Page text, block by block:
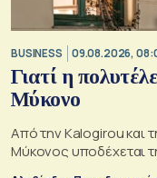
BUSINESS 09.08.2026,
Γιατί η
Μύκονο
Από την Kalogirou και
Μύκονος υποδέχεται